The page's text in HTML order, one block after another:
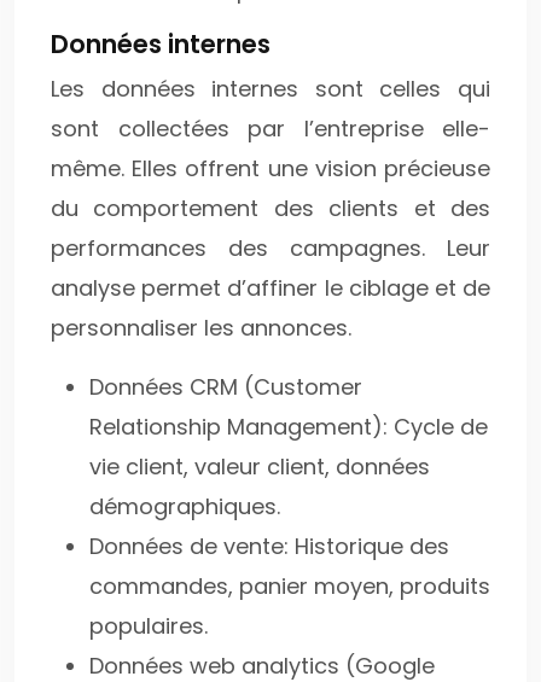
Données internes
Les données internes sont celles qui
sont collectées par l’entreprise elle-
même. Elles offrent une vision précieuse
du comportement des clients et des
performances des campagnes. Leur
analyse permet d’affiner le ciblage et de
personnaliser les annonces.
Données CRM (Customer
Relationship Management): Cycle de
vie client, valeur client, données
démographiques.
Données de vente: Historique des
commandes, panier moyen, produits
populaires.
Données web analytics (Google